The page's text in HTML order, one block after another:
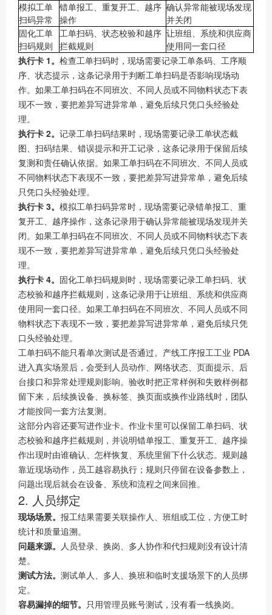
模拟工单
扫码异常
错单报工、重复开工、越序
操作
确认异常能被现场发现
并关闭
固化工单
扫码规则
工单扫码、状态校验和越序
拦截规则
让班组、系统和供应商
使用同一套口径
执行卡 1。 检查工单扫码时，现场需要记录工单条码、工序顺
序、状态提示，这条记录用于判断工单扫码是否影响现场动
作。如果工单扫码在不同班次、不同人员或不同物料状态下表
现不一致，要把差异写进异常单，避免后续只凭口头经验处
理。
执行卡 2。 记录工单扫码结果时，现场需要记录工单状态截
图、扫码结果、错误提示和开工记录，这条记录用于保留后续
复测和责任确认依据。如果工单扫码在不同班次、不同人员或
不同物料状态下表现不一致，要把差异写进异常单，避免后续
只凭口头经验处理。
执行卡 3。 模拟工单扫码异常时，现场需要记录错单报工、重
复开工、越序操作，这条记录用于确认异常能被现场发现并关
闭。如果工单扫码在不同班次、不同人员或不同物料状态下表
现不一致，要把差异写进异常单，避免后续只凭口头经验处
理。
执行卡 4。 固化工单扫码规则时，现场需要记录工单扫码、状
态校验和越序拦截规则，这条记录用于让班组、系统和供应商
使用同一套口径。如果工单扫码在不同班次、不同人员或不同
物料状态下表现不一致，要把差异写进异常单，避免后续只凭
口头经验处理。
工单扫码不能只看单次测试是否通过。产线工序报工工业 PDA
进入真实场景后，会受到人员动作、网络状态、页面提示、后
台接口和异常处理规则影响。验收时把正常样例和失败样例都
留下来，后续换设备、换标签、换页面或换作业路线时，团队
才能按同一套方法复测。
这部分内容还要写进作业卡。作业卡里可以保留工单扫码、状
态校验和越序拦截规则，并说明错单报工、重复开工、越序操
作出现时由谁确认、怎样恢复、系统里留下什么状态。规则越
靠近现场动作，员工越容易执行；规则只停留在设备参数上，
问题出现后就会在设备、系统和流程之间来回推。
2. 人员绑定
现场场景。 报工结果需要关联操作人、班组或工位，方便工时
统计和质量追溯。
问题来源。 人员登录、换岗、多人协作和代扫规则没有设计清
楚。
测试方法。 测试单人、多人、换班和临时支援场景下的人员绑
定。
容易漏掉的细节。 只用管理员账号测试，没有看一线换岗。